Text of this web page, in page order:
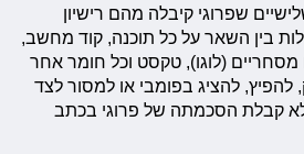
שפרוגי קיבלה מהם רישיון
בין השאר על כל תוכנה, קוד מחשב,
(לוגו), טקסט וכל חומר אחר
להפיץ, להציג בפומבי או למסור לצד
קבלת הסכמתה של פרוגי בכתב